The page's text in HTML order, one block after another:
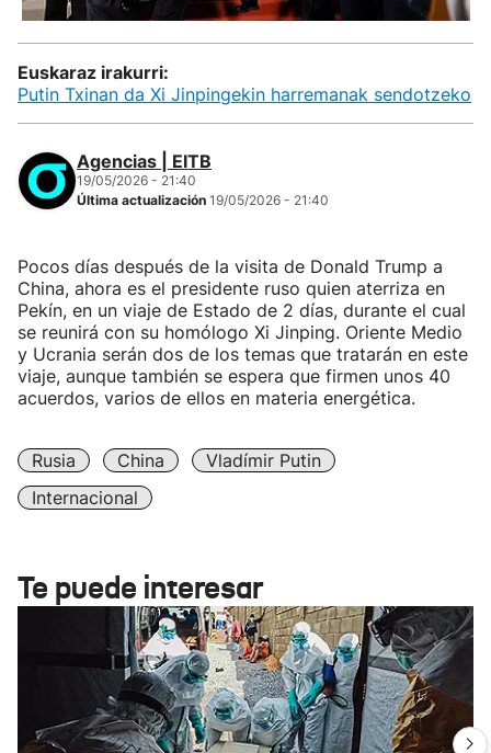
Euskaraz irakurri:
Putin Txinan da Xi Jinpingekin harremanak sendotzeko
Agencias | EITB
19/05/2026 - 21:40
Última actualización 19/05/2026 - 21:40
Pocos días después de la visita de Donald Trump a
China, ahora es el presidente ruso quien aterriza en
Pekín, en un viaje de Estado de 2 días, durante el cual
se reunirá con su homólogo Xi Jinping. Oriente Medio
y Ucrania serán dos de los temas que tratarán en este
viaje, aunque también se espera que firmen unos 40
acuerdos, varios de ellos en materia energética.
Rusia China
Vladímir Putin
Internacional
Te puede interesar